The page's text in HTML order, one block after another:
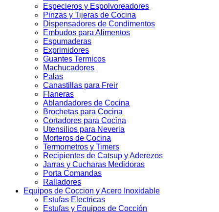
Especieros y Espolvoreadores
Pinzas y Tijeras de Cocina
Dispensadores de Condimentos
Embudos para Alimentos
Espumaderas
Exprimidores
Guantes Termicos
Machucadores
Palas
Canastillas para Freir
Flaneras
Ablandadores de Cocina
Brochetas para Cocina
Cortadores para Cocina
Utensilios para Neveria
Morteros de Cocina
Termometros y Timers
Recipientes de Catsup y Aderezos
Jarras y Cucharas Medidoras
Porta Comandas
Ralladores
Equipos de Coccion y Acero Inoxidable
Estufas Electricas
Estufas y Equipos de Cocción